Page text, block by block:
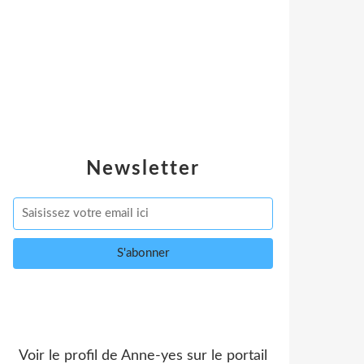
Newsletter
Voir le profil de Anne-yes sur le portail